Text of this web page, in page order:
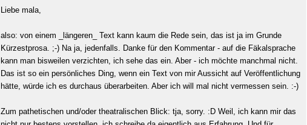
Liebe mala,
also: von einem _längeren_ Text kann kaum die Rede sein, das ist ja im Grunde
Kürzestprosa. ;-) Na ja, jedenfalls. Danke für den Kommentar - auf die Fäkalsprache
kann man bisweilen verzichten, ich sehe das ein. Aber - ich möchte manchmal nicht.
Das ist so ein persönliches Ding, wenn ein Text von mir Aussicht auf Veröffentlichung
hätte, würde ich es durchaus überarbeiten. Aber ich will mal nicht vermessen sein. :-)
Zum pathetischen und/oder theatralischen Blick: tja, sorry. :D Weil, ich kann mir das